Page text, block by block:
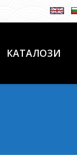
КАТАЛОЗИ